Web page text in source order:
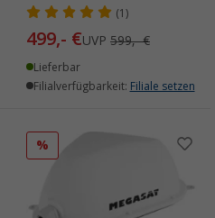
(1)
499,- €UVP 599,- €
Lieferbar
Filialverfügbarkeit: Filiale setzen
%